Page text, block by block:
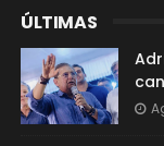
ÚLTIMAS